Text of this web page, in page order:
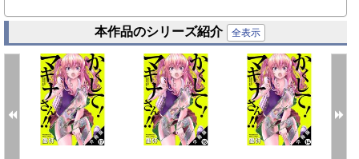
本作品のシリーズ紹介 全表示